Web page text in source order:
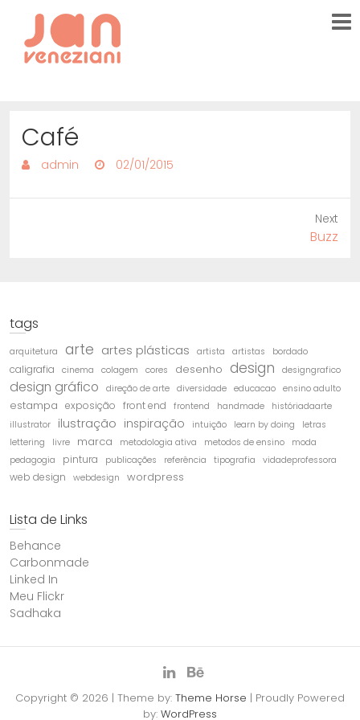
Café
admin 02/01/2015
Next
Buzz
tags
arquitetura arte artes plásticas artista artistas bordado
caligrafia cinema colagem cores desenho design designgrafico
design gráfico direção de arte diversidade educacao ensino adulto
estampa exposição front end frontend handmade
históriadaarte
illustrator
ilustração inspiração intuição learn by doing
letras
lettering
livre marca metodologia ativa metodos de ensino
moda
pedagogia
pintura publicações referência tipografia vidadeprofessora
web design webdesign wordpress
Lista de Links
Behance
Carbonmade
Linked In
Meu Flickr
Sadhaka
LinkedInBehance
Copyright © 2026 | Theme by: Theme Horse | Proudly Powered
by: WordPress